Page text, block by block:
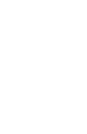
Conforme a
propuesta
sobre
Local. «Se
son los
diputado